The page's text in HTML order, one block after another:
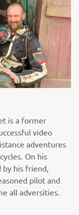
is a former
video
adventures
On his
by his friend,
pilot and
all adversities.